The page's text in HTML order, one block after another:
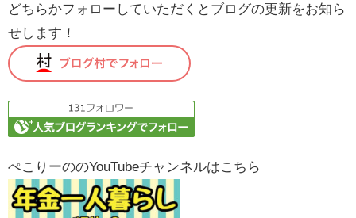
どちらかフォローしていただくとブログの更新をお知ら
せします！
ぺこりーののYouTubeチャンネルはこちら